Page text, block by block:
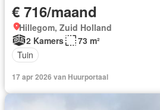
€ 716/maand
Hillegom, Zuid Holland
2 Kamers
73 m²
Tuin
17 apr 2026 van Huurportaal